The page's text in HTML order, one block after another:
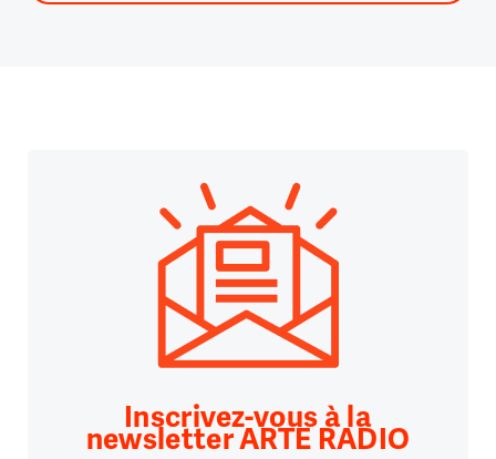
Inscrivez-vous à la
newsletter ARTE RADIO